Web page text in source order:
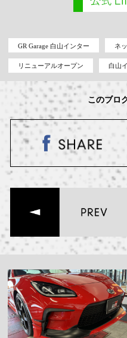
GR Garage 白山インター ネ
リニューアルオープン 白山
このブロ